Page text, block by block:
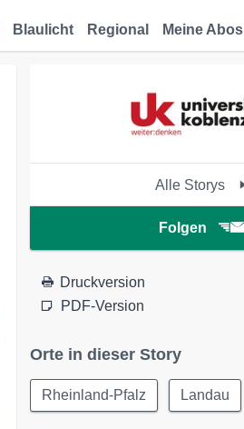
Blaulicht Regional Meine Abos
Alle Storys
Folgen
Druckversion
PDF-Version
Orte in dieser Story
Rheinland-Pfalz Landau